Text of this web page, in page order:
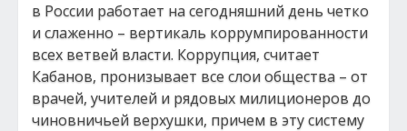
в России работает на сегодняшний день четко
и слаженно – вертикаль коррумпированности
всех ветвей власти. Коррупция, считает
Кабанов, пронизывает все слои общества – от
врачей, учителей и рядовых милиционеров до
чиновничьей верхушки, причем в эту систему